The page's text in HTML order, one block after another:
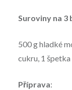
Suroviny na 3
500 g hladké
cukru, 1 špetka
Příprava: